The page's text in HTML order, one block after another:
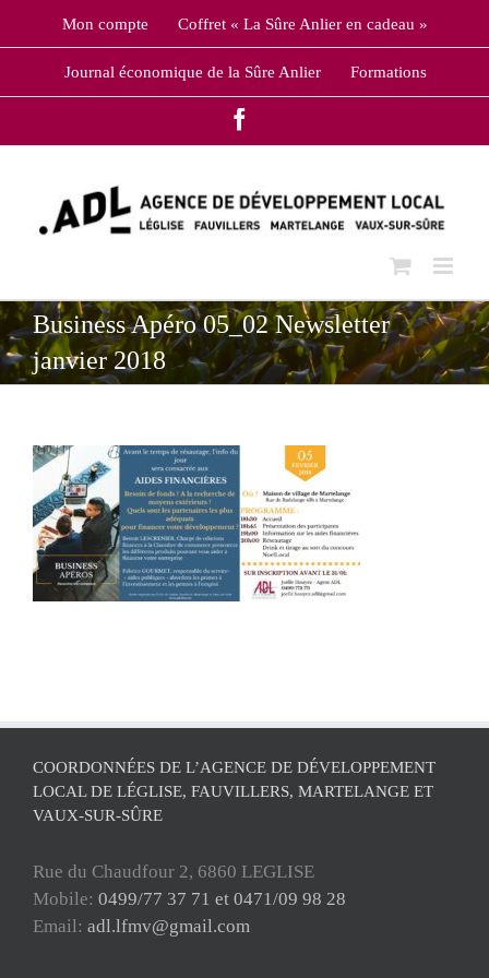
Mon compte Coffret « La Sûre Anlier en cadeau »
Journal économique de la Sûre Anlier Formations
Business Apéro 05_02 Newsletter
janvier 2018
COORDONNÉES DE L’AGENCE DE DÉVELOPPEMENT
LOCAL DE LÉGLISE, FAUVILLERS, MARTELANGE ET
VAUX-SUR-SÛRE
Rue du Chaudfour 2, 6860 LEGLISE
Mobile: 0499/77 37 71 et 0471/09 98 28
Email: adl.lfmv@gmail.com